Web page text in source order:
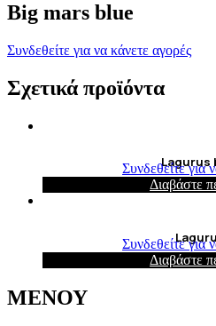
Big mars blue
Συνδεθείτε για να κάνετε αγορές
Σχετικά προϊόντα
Lagurus
Συνδεθείτε για
Διαβάστε
Συνδεθείτε για
Διαβάστε
ΜΕΝΟΥ